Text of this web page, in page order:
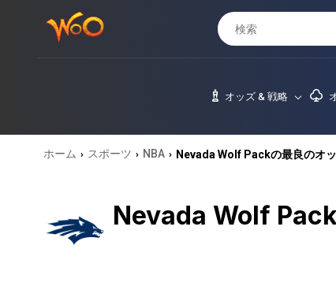
オッズ & 戦略
ホーム › スポーツ › NBA › Nevada Wolf Packの最良のオ
Nevada Wolf